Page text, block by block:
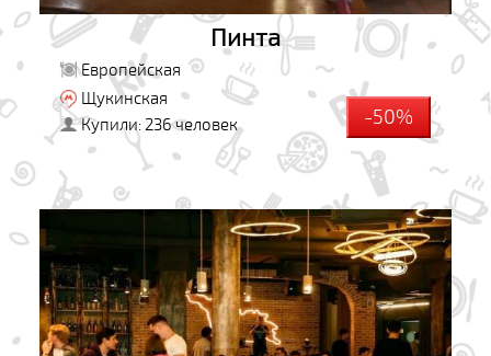
Пинта
Европейская
Щукинская
Купили: 236 человек
-50%